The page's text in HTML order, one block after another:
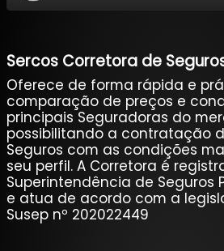
Sercos Corretora de
Oferece de forma rápida e
comparação de preços e
principais Seguradoras do
possibilitando a contratação
Seguros com as condições
seu perfil. A Corretora é
Superintendência de Seguros
e atua de acordo com a
Susep nº 202022449